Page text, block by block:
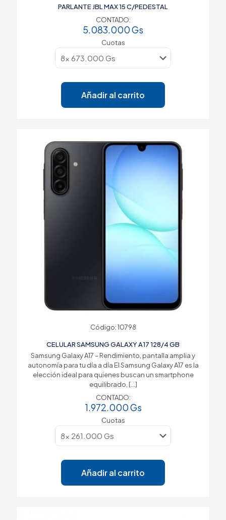
PARLANTE JBL MAX 15 C/PEDESTAL
CONTADO:
5.083.000Gs
Cuotas
Añadir al carrito
Código: 10798
CELULAR SAMSUNG GALAXY A17 128/4 GB
Samsung Galaxy A17 – Rendimiento, pantalla amplia y
autonomía para tu día a día El Samsung Galaxy A17 es la
elección ideal para quienes buscan un smartphone
equilibrado, […]
CONTADO:
1.972.000Gs
Cuotas
Añadir al carrito